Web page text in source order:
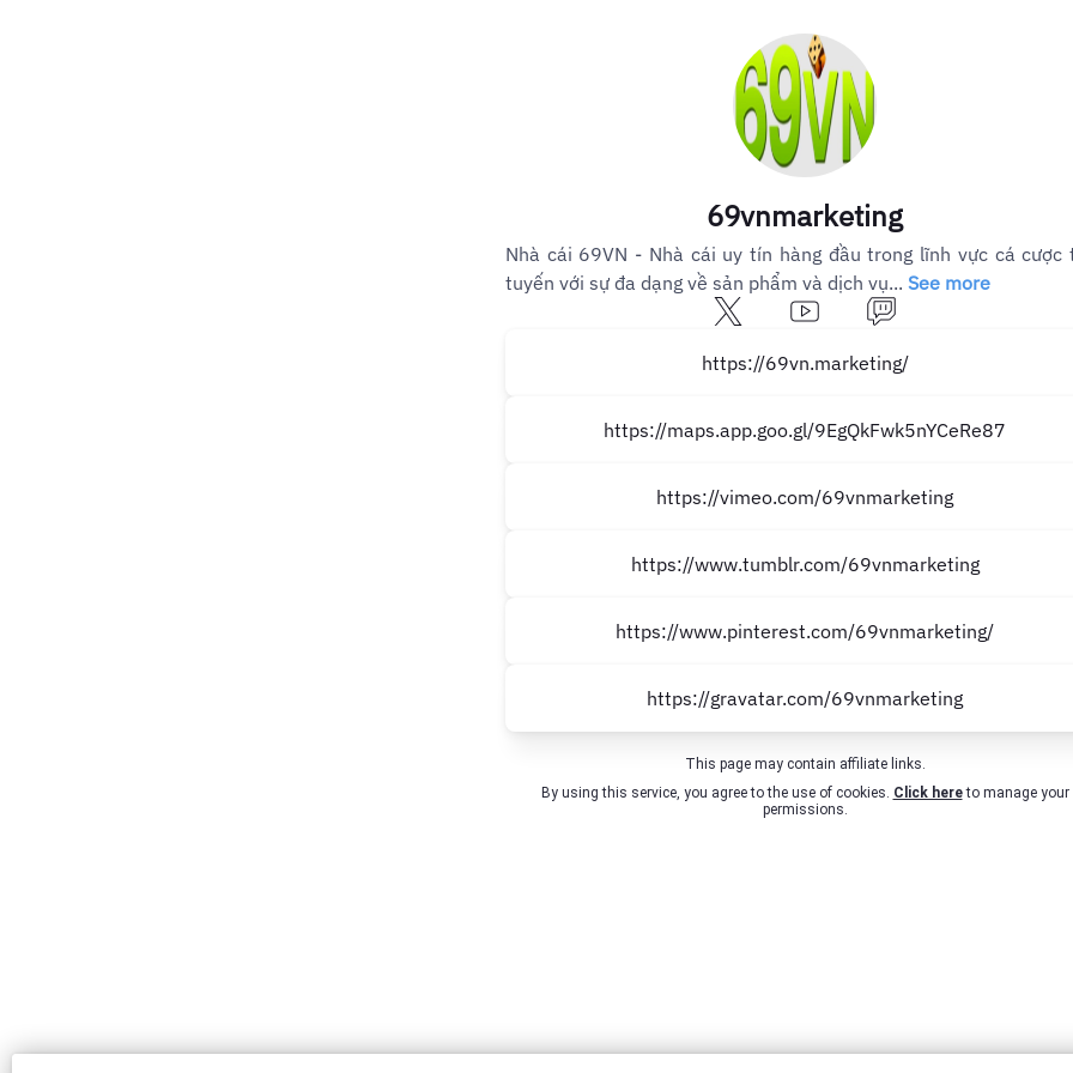
69vnmarketing
Nhà cái 69VN - Nhà cái uy tín hàng đầu trong lĩnh vực cá cược
tuyến với sự đa dạng về sản phẩm và dịch vụ... See more
https://69vn.marketing/
https://maps.app.goo.gl/9EgQkFwk5nYCeRe87
https://vimeo.com/69vnmarketing
https://www.tumblr.com/69vnmarketing
https://www.pinterest.com/69vnmarketing/
https://gravatar.com/69vnmarketing
This page may contain affiliate links.
By using this service, you agree to the use of cookies. Click hereto manage your
permissions.